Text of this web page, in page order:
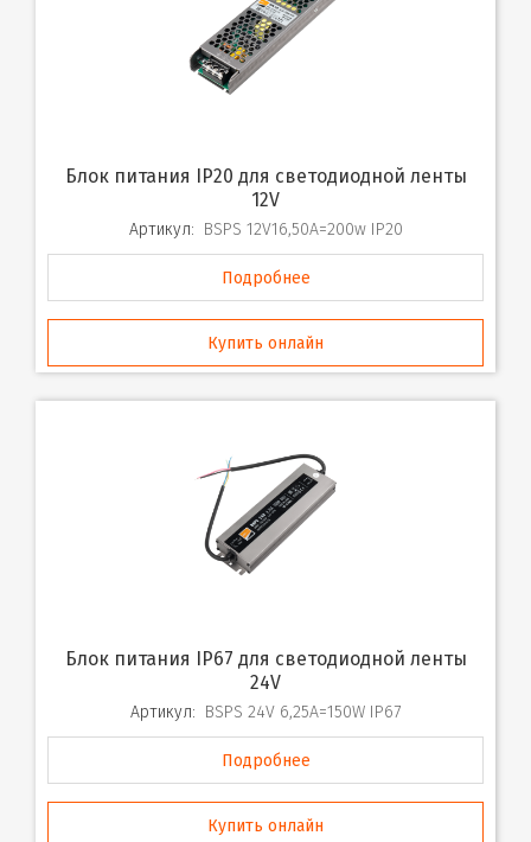
Блок питания IP20 для светодиодной ленты
12V
Артикул: BSPS 12V16,50A=200w IP20
Подробнее
Купить онлайн
Блок питания IP67 для светодиодной ленты
24V
Артикул: BSPS 24V 6,25A=150W IP67
Подробнее
Купить онлайн